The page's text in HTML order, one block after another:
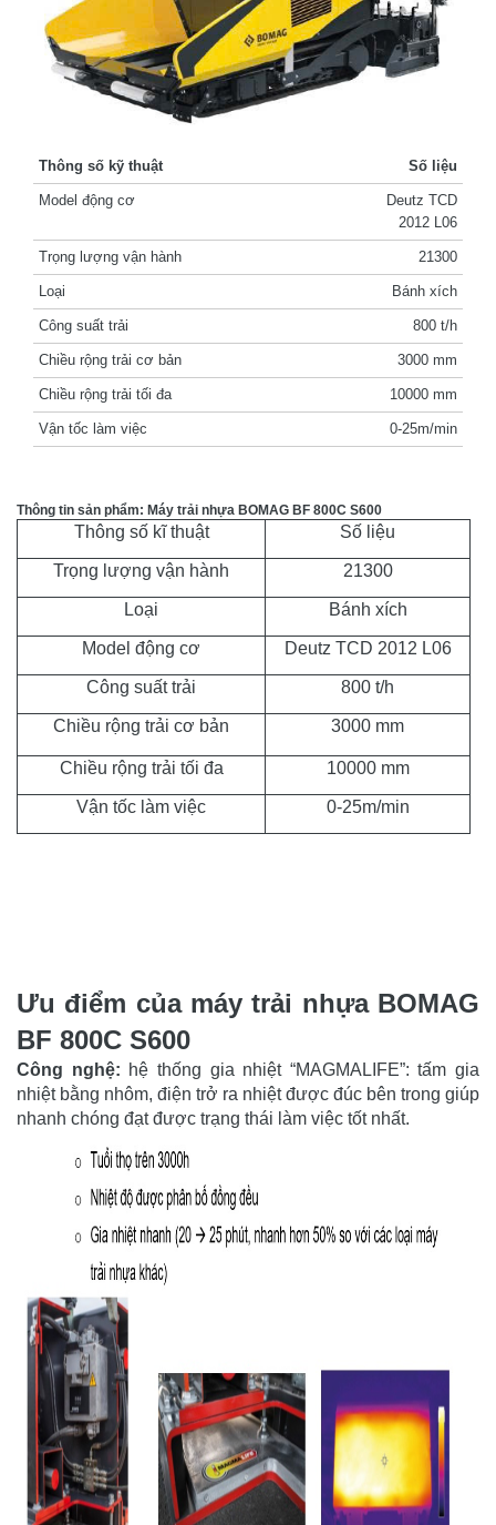
Thông số kỹ thuật Số liệu
Model động cơ
Deutz TCD
2012 L06
Trọng lượng vận hành 21300
Loại Bánh xích
Công suất trải 800 t/h
Chiều rộng trải cơ bản 3000 mm
Chiều rộng trải tối đa 10000 mm
Vận tốc làm việc 0-25m/min
Thông tin sản phẩm: Máy trải nhựa BOMAG BF 800C S600
Thông số kĩ thuật Số liệu
Trọng lượng vận hành 21300
Loại Bánh xích
Model động cơ Deutz TCD 2012 L06
Công suất trải 800 t/h
Chiều rộng trải cơ bản 3000 mm
Chiều rộng trải tối đa 10000 mm
Vận tốc làm việc 0-25m/min
Ưu điểm của máy trải nhựa BOMAG
BF 800C S600
Công nghệ: hệ thống gia nhiệt “MAGMALIFE”: tấm gia
nhiệt bằng nhôm, điện trở ra nhiệt được đúc bên trong giúp
nhanh chóng đạt được trạng thái làm việc tốt nhất.